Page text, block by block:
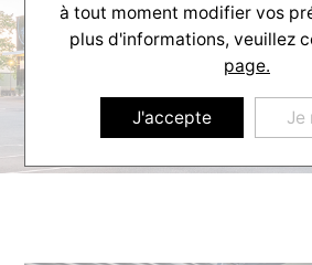
à tout moment modifier vos
plus d'informations, veuillez
page.
J'accepte Je